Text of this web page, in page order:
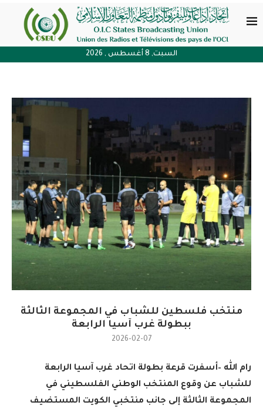
السبت, 8 أغسطس , 2026
منتخب فلسطين للشباب في المجموعة الثالثة
ببطولة غرب آسيا الرابعة
2026-02-07
رام الله –أسفرت قرعة بطولة اتحاد غرب آسيا الرابعة
للشباب عن وقوع المنتخب الوطني الفلسطيني في
المجموعة الثالثة إلى جانب منتخبي الكويت المستضيف